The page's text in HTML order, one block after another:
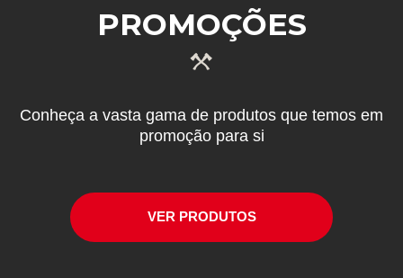
PROMOÇÕES
Conheça a vasta gama de produtos que temos em
promoção para si
VER PRODUTOS